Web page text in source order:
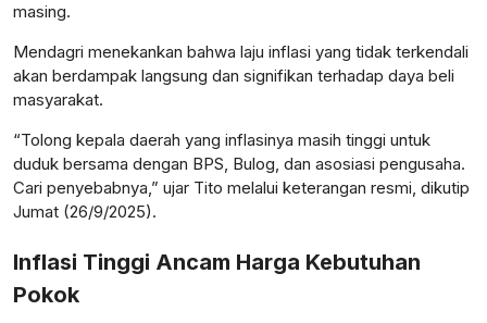
masing.
Mendagri menekankan bahwa laju inflasi yang tidak terkendali
akan berdampak langsung dan signifikan terhadap daya beli
masyarakat.
“Tolong kepala daerah yang inflasinya masih tinggi untuk
duduk bersama dengan BPS, Bulog, dan asosiasi pengusaha.
Cari penyebabnya,” ujar Tito melalui keterangan resmi, dikutip
Jumat (26/9/2025).
Inflasi Tinggi Ancam Harga Kebutuhan
Pokok